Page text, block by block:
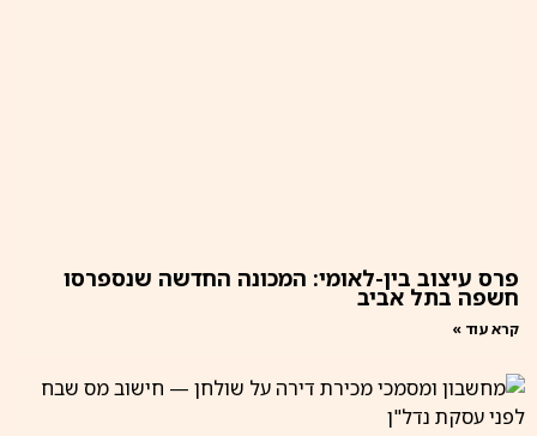
פרס עיצוב בין-לאומי: המכונה החדשה שנספרסו
חשפה בתל אביב
קרא עוד »